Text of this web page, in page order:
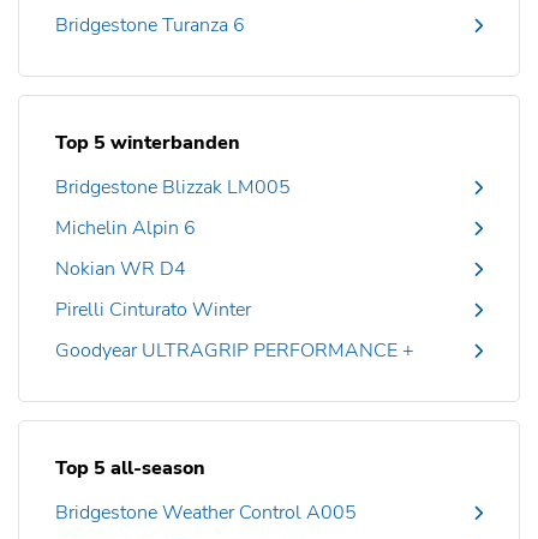
Bridgestone Turanza 6
Top 5 winterbanden
Bridgestone Blizzak LM005
Michelin Alpin 6
Nokian WR D4
Pirelli Cinturato Winter
Goodyear ULTRAGRIP PERFORMANCE +
Top 5 all-season
Bridgestone Weather Control A005